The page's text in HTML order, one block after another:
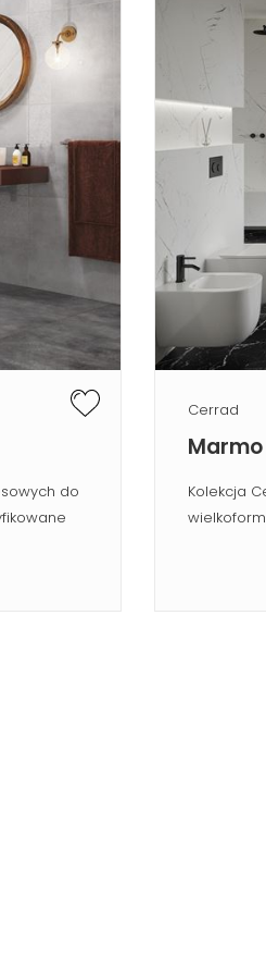
do
Cerrad
Marmo
Kolekcja